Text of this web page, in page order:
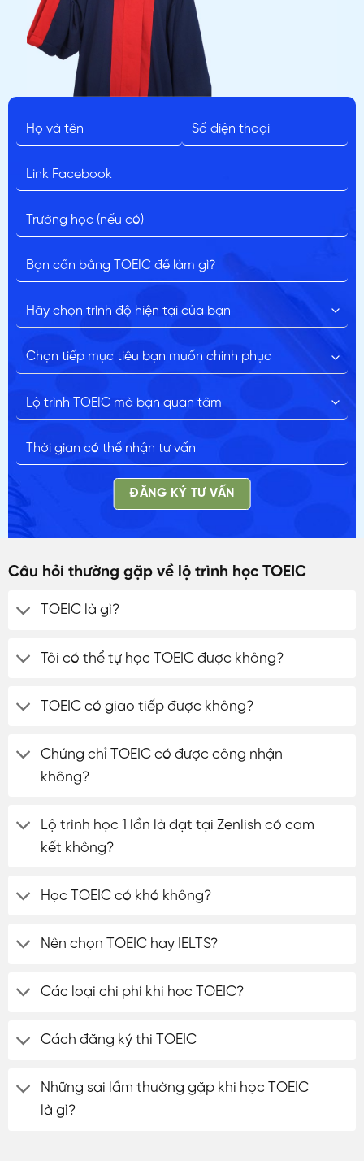
ĐĂNG KÝ TƯ VẤN
Câu hỏi thường gặp về lộ trình học TOEIC
TOEIC là gì?
Tôi có thể tự học TOEIC được không?
TOEIC có giao tiếp được không?
Chứng chỉ TOEIC có được công nhận
không?
Lộ trình học 1 lần là đạt tại Zenlish có cam
kết không?
Học TOEIC có khó không?
Nên chọn TOEIC hay IELTS?
Các loại chi phí khi học TOEIC?
Cách đăng ký thi TOEIC
Những sai lầm thường gặp khi học TOEIC
là gì?